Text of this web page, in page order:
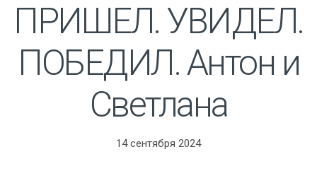
ПРИШЕЛ. УВИДЕЛ.
ПОБЕДИЛ. Антон и
Светлана
14 сентября 2024